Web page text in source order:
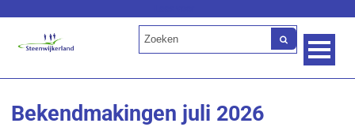
Bekendmakingen juli 2026